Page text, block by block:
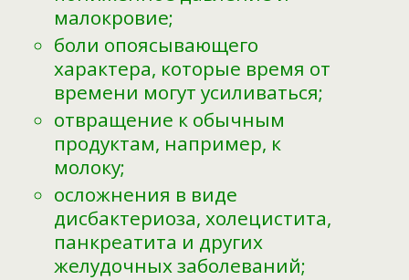
малокровие;
боли опоясывающего
характера, которые время от
времени могут усиливаться;
отвращение к обычным
продуктам, например, к
молоку;
осложнения в виде
дисбактериоза, холецистита,
панкреатита и других
желудочных заболеваний;